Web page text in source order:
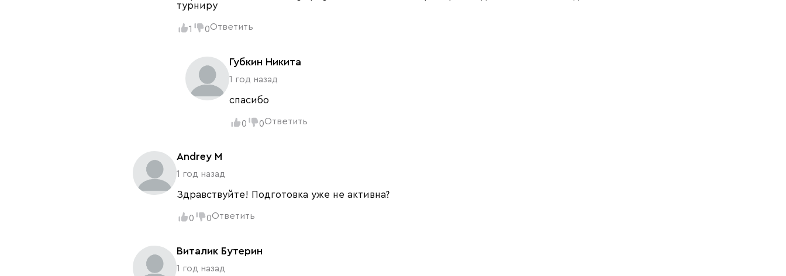
турниру
1 0Ответить
Губкин Никита
1 год назад
спасибо
0 0Ответить
Andrey M
1 год назад
Здравствуйте! Подготовка уже не активна?
0 0Ответить
Виталик Бутерин
1 год назад